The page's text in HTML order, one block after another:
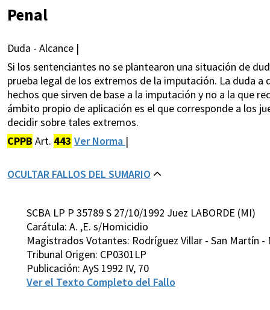
Penal
Duda - Alcance |
Si los sentenciantes no se plantearon una situación de
prueba legal de los extremos de la imputación. La duda
hechos que sirven de base a la imputación y no a la que
ámbito propio de aplicación es el que corresponde a los
decidir sobre tales extremos.
CPPB Art. 443 Ver Norma |
OCULTAR FALLOS DEL SUMARIO
SCBA LP P 35789 S 27/10/1992 Juez LABORDE (MI)
Carátula: A. ,E. s/Homicidio
Magistrados Votantes: Rodríguez Villar - San Martín
Tribunal Origen: CP0301LP
Publicación: AyS 1992 IV, 70
Ver el Texto Completo del Fallo